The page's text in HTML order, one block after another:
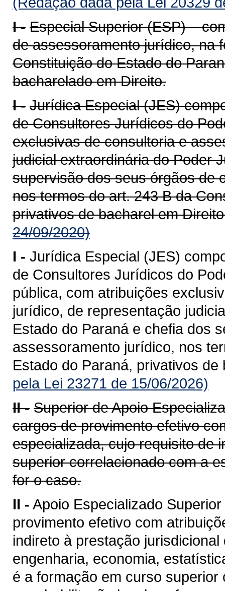
I - Especial Superior (ESP) –
de assessoramento jurídico, na
Constituição do Estado do
bacharelado em Direito.
I - Jurídica Especial (JES)
de Consultores Jurídicos do
exclusivas de consultoria e
judicial extraordinária do Poder
supervisão dos seus órgãos de
nos termos do art. 243 B da
privativos de bacharel em
24/09/2020)
I - Jurídica Especial (JES)
de Consultores Jurídicos do
pública, com atribuições
jurídico, de representação
Estado do Paraná e chefia dos
assessoramento jurídico, nos
Estado do Paraná, privativos de
pela Lei 23271 de 15/06/2026)
II - Superior de Apoio
cargos de provimento efetivo
especializada, cujo requisito de
superior correlacionado com a
for o caso.
II - Apoio Especializado
provimento efetivo com
indireto à prestação
engenharia, economia,
é a formação em curso